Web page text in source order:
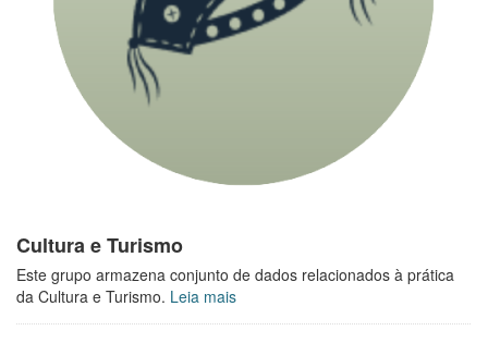
Cultura e Turismo
Este grupo armazena conjunto de dados relacionados à prática
da Cultura e Turismo. Leia mais